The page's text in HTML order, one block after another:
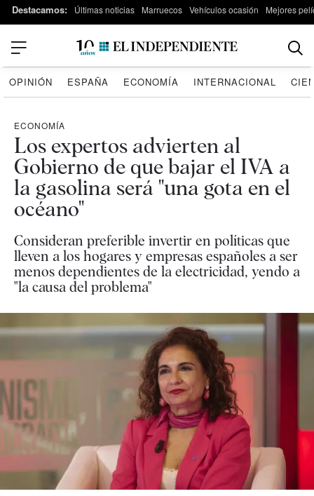
Destacamos: Últimas noticias Marruecos Vehículos ocasión Mejores
OPINIÓN ESPAÑA ECONOMÍA INTERNACIONAL
ECONOMÍA
Los expertos advierten al
Gobierno de que bajar el IVA a
la gasolina será "una gota en el
océano"
Consideran preferible invertir en políticas que
lleven a los hogares y empresas españoles a ser
menos dependientes de la electricidad, yendo a
"la causa del problema"